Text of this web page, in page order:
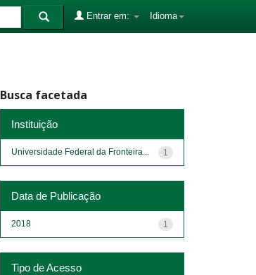
Idioma
Entrar em:
Busca facetada
Instituição
1
Universidade Federal da Fronteira...
Data de Publicação
1
2018
Tipo de Acesso